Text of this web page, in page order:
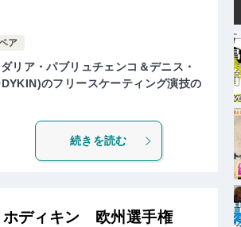
ア
リア・パブリュチェンコ＆デニス・
のフリースケーティング演技の
続きを読む
ホディキン 欧州選手権